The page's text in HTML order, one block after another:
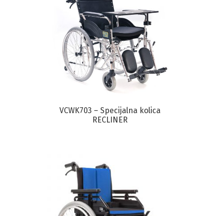
VCWK703 – Specijalna kolica
RECLINER